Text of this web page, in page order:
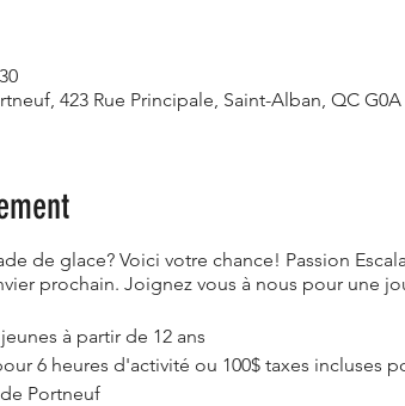
423 Rue Principale, Saint-Alban, QC G0A
de glace? Voici votre chance! Passion
prochain. Joignez vous à nous pour une
à partir de 12 ans
6 heures d'activité ou 100$ taxes incluses
Portneuf